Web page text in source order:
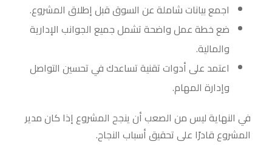
اجمع بيانات شاملة عن السوق قبل إطلاق المشروع.
ضع خطة عمل واضحة تشمل جميع الجوانب الإدارية
والمالية.
اعتمد على أدوات تقنية تساعدك في تحسين التواصل
وإدارة المهام.
في النهاية ليس من الصعب أن ينجح المشروع إذا كان مدير
المشروع قادرًا على تحقيق أسباب النجاح.